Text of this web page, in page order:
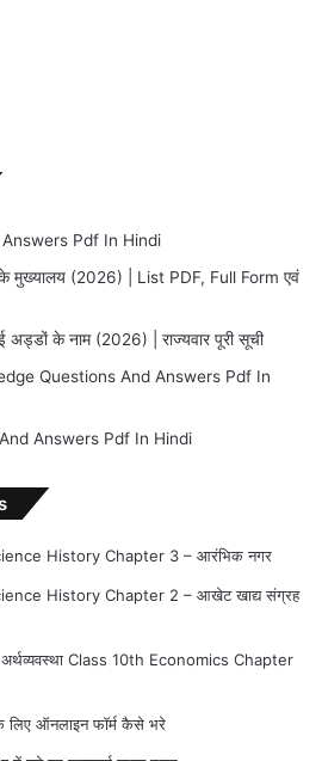
Pdf In Hindi
मुख्यालय (2026) | List PDF, Full Form एवं
अड्डों के नाम (2026) | राज्यवार पूरी सूची
Questions And Answers Pdf In
Answers Pdf In Hindi
History Chapter 3 – आरंभिक नगर
History Chapter 2 – आखेट खाद्य संग्रह
अर्थव्यवस्था Class 10th Economics Chapter
ऑनलाइन फॉर्म कैसे भरे